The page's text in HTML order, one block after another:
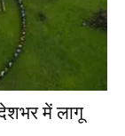
में लागू